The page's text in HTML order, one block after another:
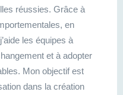
réussies. Grâce à
en
les équipes à
et à adopter
Mon objectif est
dans la création